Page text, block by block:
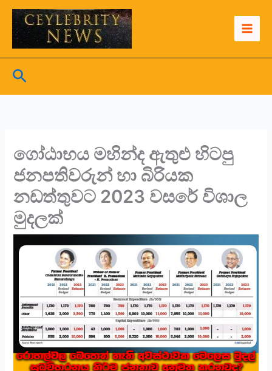
Skip
content
Search
ගෝඨාභය මහින්ද ඇතුළු හිටපු
ජනපතිවරුන් හා බිරියක
නඩත්තුවට 2023 වසරේ විශාල
මුදලක්